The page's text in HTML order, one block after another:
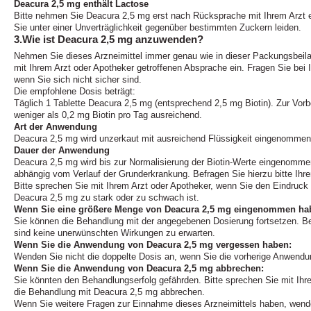
Deacura 2,5 mg enthält Lactose
Bitte nehmen Sie Deacura 2,5 mg erst nach Rücksprache mit Ihrem
Sie unter einer Unverträglichkeit gegenüber bestimmten Zuckern leiden.
3.Wie ist Deacura 2,5 mg anzuwenden?
Nehmen Sie dieses Arzneimittel immer genau wie in dieser
mit Ihrem Arzt oder Apotheker getroffenen Absprache ein. Fragen Sie bei
wenn Sie sich nicht sicher sind.
Die empfohlene Dosis beträgt:
Täglich 1 Tablette Deacura 2,5 mg (entsprechend 2,5 mg Biotin). Zur
weniger als 0,2 mg Biotin pro Tag ausreichend.
Art der Anwendung
Deacura 2,5 mg wird unzerkaut mit ausreichend Flüssigkeit
Dauer der Anwendung
Deacura 2,5 mg wird bis zur Normalisierung der Biotin-Werte
abhängig vom Verlauf der Grunderkrankung. Befragen Sie hierzu bitte
Bitte sprechen Sie mit Ihrem Arzt oder Apotheker, wenn Sie den
Deacura 2,5 mg zu stark oder zu schwach ist.
Wenn Sie eine größere Menge von Deacura 2,5 mg eingenommen
Sie können die Behandlung mit der angegebenen Dosierung fortsetzen.
sind keine unerwünschten Wirkungen zu erwarten.
Wenn Sie die Anwendung von Deacura 2,5 mg vergessen haben:
Wenden Sie nicht die doppelte Dosis an, wenn Sie die vorherige
Wenn Sie die Anwendung von Deacura 2,5 mg abbrechen:
Sie könnten den Behandlungserfolg gefährden. Bitte sprechen Sie mit
die Behandlung mit Deacura 2,5 mg abbrechen.
Wenn Sie weitere Fragen zur Einnahme dieses Arzneimittels haben,